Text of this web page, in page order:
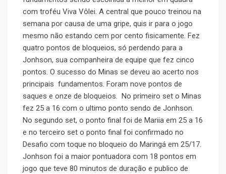
com troféu Viva Vôlei. A central que pouco treinou na
semana por causa de uma gripe, quis ir para o jogo
mesmo não estando cem por cento fisicamente. Fez
quatro pontos de bloqueios, só perdendo para a
Jonhson, sua companheira de equipe que fez cinco
pontos. O sucesso do Minas se deveu ao acerto nos
principais fundamentos. Foram nove pontos de
saques e onze de bloqueios. No primeiro set o Minas
fez 25 a 16 com o ultimo ponto sendo de Jonhson.
No segundo set, o ponto final foi de Mariia em 25 a 16
e no terceiro set o ponto final foi confirmado no
Desafio com toque no bloqueio do Maringá em 25/17.
Jonhson foi a maior pontuadora com 18 pontos em
jogo que teve 80 minutos de duração e publico de